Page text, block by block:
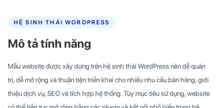
HỆ SINH THÁI WORDPRESS
Mô tả tính năng
Mẫu website được xây dựng trên hệ sinh thái WordPress nên dễ quản
trị, dễ mở rộng và thuận tiện triển khai cho nhiều nhu cầu bán hàng, giới
thiệu dịch vụ, SEO và tích hợp hệ thống. Tùy mục tiêu sử dụng, website